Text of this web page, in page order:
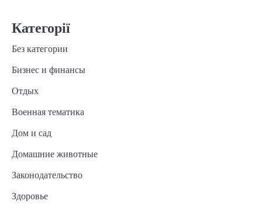
Категорії
Без категории
Бизнес и финансы
Отдых
Военная тематика
Дом и сад
Домашние животные
Законодательство
Здоровье